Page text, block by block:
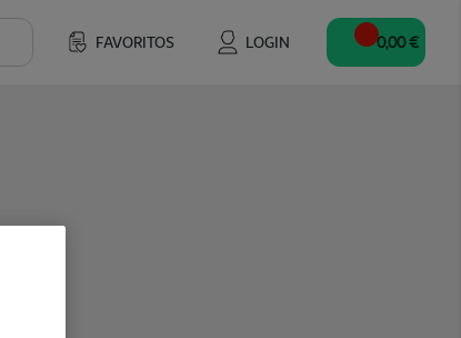
FAVORITOS LOGIN 0,00 €